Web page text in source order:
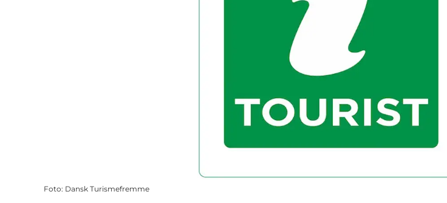
Foto: Dansk Turismefremme